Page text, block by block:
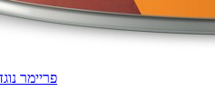
פריימר